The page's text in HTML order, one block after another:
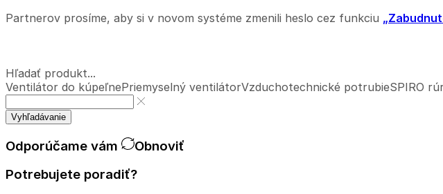
Partnerov prosíme, aby si v novom systéme zmenili heslo cez funkciu
Hľadať produkt...
Ventilátor do kúpeľnePriemyselný ventilátorVzduchotechnické potrubieSPIRO
Vyhľadávanie
Odporúčame vám
Obnoviť
Potrebujete poradiť?